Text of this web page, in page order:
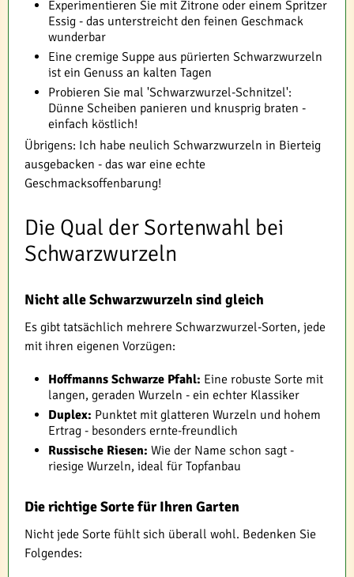
Experimentieren Sie mit Zitrone oder einem Spritzer
Essig - das unterstreicht den feinen Geschmack
wunderbar
Eine cremige Suppe aus pürierten Schwarzwurzeln
ist ein Genuss an kalten Tagen
Probieren Sie mal 'Schwarzwurzel-Schnitzel':
Dünne Scheiben panieren und knusprig braten -
einfach köstlich!
Übrigens: Ich habe neulich Schwarzwurzeln in Bierteig
ausgebacken - das war eine echte
Geschmacksoffenbarung!
Die Qual der Sortenwahl bei
Schwarzwurzeln
Nicht alle Schwarzwurzeln sind gleich
Es gibt tatsächlich mehrere Schwarzwurzel-Sorten, jede
mit ihren eigenen Vorzügen:
Hoffmanns Schwarze Pfahl: Eine robuste Sorte mit
langen, geraden Wurzeln - ein echter Klassiker
Duplex: Punktet mit glatteren Wurzeln und hohem
Ertrag - besonders ernte-freundlich
Russische Riesen: Wie der Name schon sagt -
riesige Wurzeln, ideal für Topfanbau
Die richtige Sorte für Ihren Garten
Nicht jede Sorte fühlt sich überall wohl. Bedenken Sie
Folgendes: